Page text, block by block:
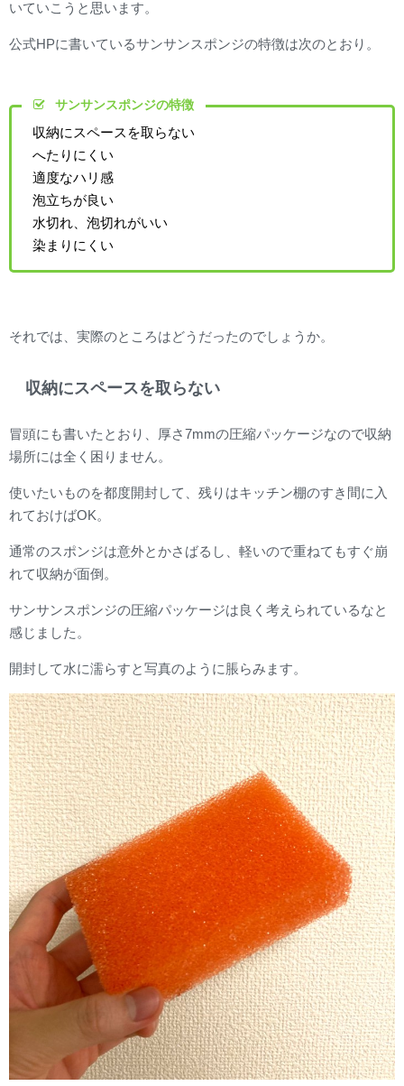
いていこうと思います。
公式HPに書いているサンサンスポンジの特徴は次のとおり。
サンサンスポンジの特徴
収納にスペースを取らない
へたりにくい
適度なハリ感
泡立ちが良い
水切れ、泡切れがいい
染まりにくい
それでは、実際のところはどうだったのでしょうか。
収納にスペースを取らない
冒頭にも書いたとおり、厚さ7mmの圧縮パッケージなので収納
場所には全く困りません。
使いたいものを都度開封して、残りはキッチン棚のすき間に入
れておけばOK。
通常のスポンジは意外とかさばるし、軽いので重ねてもすぐ崩
れて収納が面倒。
サンサンスポンジの圧縮パッケージは良く考えられているなと
感じました。
開封して水に濡らすと写真のように脹らみます。